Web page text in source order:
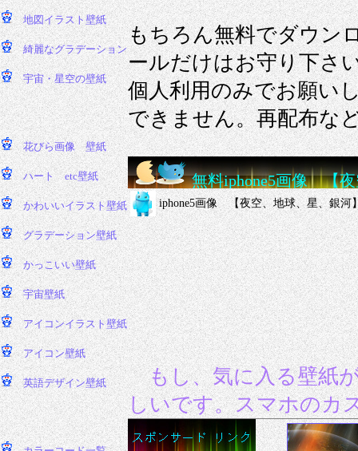
もちろん無料でダウン
ールだけはお守り下さ
個人利用のみでお願い
できません。再配布な
無料iphone5画像 【
iphone5画像 【夜空、地球、星、銀河
もし、気に入る壁紙
しいです。スマホのカ